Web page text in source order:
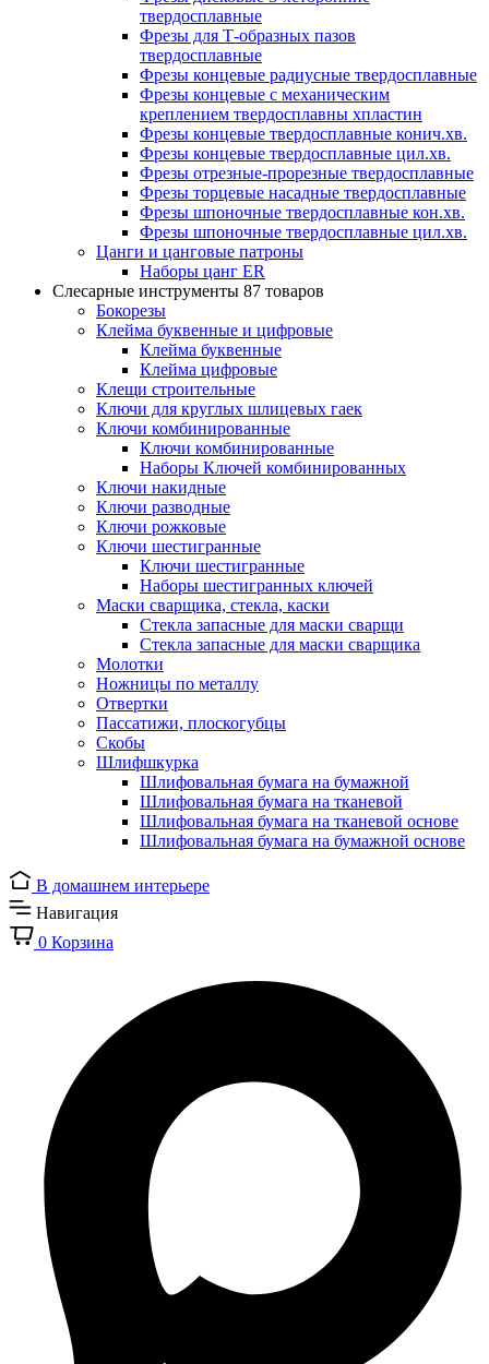
твердосплавные
Фрезы для Т-образных пазов
твердосплавные
Фрезы концевые радиусные твердосплавные
Фрезы концевые с механическим
креплением твердосплавны хпластин
Фрезы концевые твердосплавные конич.хв.
Фрезы концевые твердосплавные цил.хв.
Фрезы отрезные-прорезные твердосплавные
Фрезы торцевые насадные твердосплавные
Фрезы шпоночные твердосплавные кон.хв.
Фрезы шпоночные твердосплавные цил.хв.
Цанги и цанговые патроны
Наборы цанг ER
Слесарные инструменты 87 товаров
Бокорезы
Клейма буквенные и цифровые
Клейма буквенные
Клейма цифровые
Клещи строительные
Ключи для круглых шлицевых гаек
Ключи комбинированные
Ключи комбинированные
Наборы Ключей комбинированных
Ключи накидные
Ключи разводные
Ключи рожковые
Ключи шестигранные
Ключи шестигранные
Наборы шестигранных ключей
Маски сварщика, стекла, каски
Стекла запасные для маски сварщи
Стекла запасные для маски сварщика
Молотки
Ножницы по металлу
Отвертки
Пассатижи, плоскогубцы
Скобы
Шлифшкурка
Шлифовальная бумага на бумажной
Шлифовальная бумага на тканевой
Шлифовальная бумага на тканевой основе
Шлифовальная бумага на бумажной основе
В домашнем интерьере
Навигация
0 Корзина